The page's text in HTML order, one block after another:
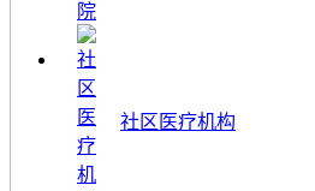
社区医疗机构